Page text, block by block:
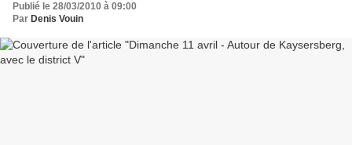
Publié le 28/03/2010 à 09:00
Par Denis Vouin